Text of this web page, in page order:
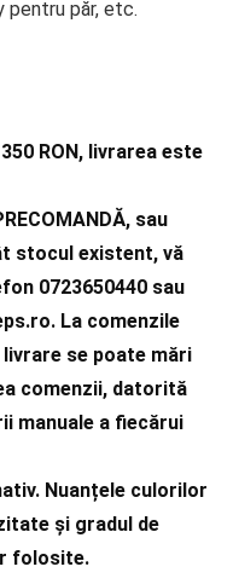
pentru păr, etc.
RON, livrarea este
sau
stocul existent, vă
0723650440 sau
. La comenzile
se poate mări
comenzii, datorită
manuale a fiecărui
Nuanțele culorilor
și gradul de
folosite.